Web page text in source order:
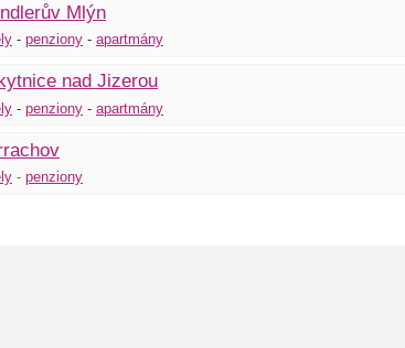
Mlýn
- penziony - apartmány
nad Jizerou
- penziony - apartmány
- penziony